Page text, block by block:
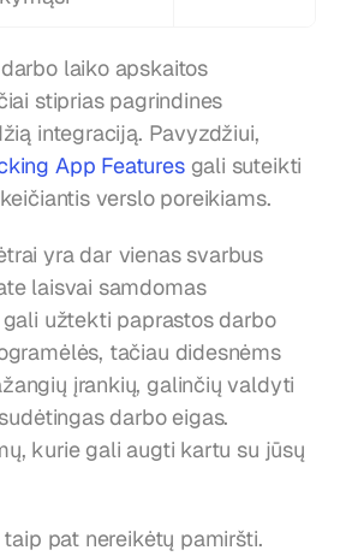
laiko apskaitos
stiprias pagrindines
integraciją. Pavyzdžiui,
App Features gali suteikti
verslo poreikiams.
yra dar vienas svarbus
laisvai samdomas
užtekti paprastos darbo
tačiau didesnėms
įrankių, galinčių valdyti
darbo eigas.
kurie gali augti kartu su jūsų
pat nereikėtų pamiršti.